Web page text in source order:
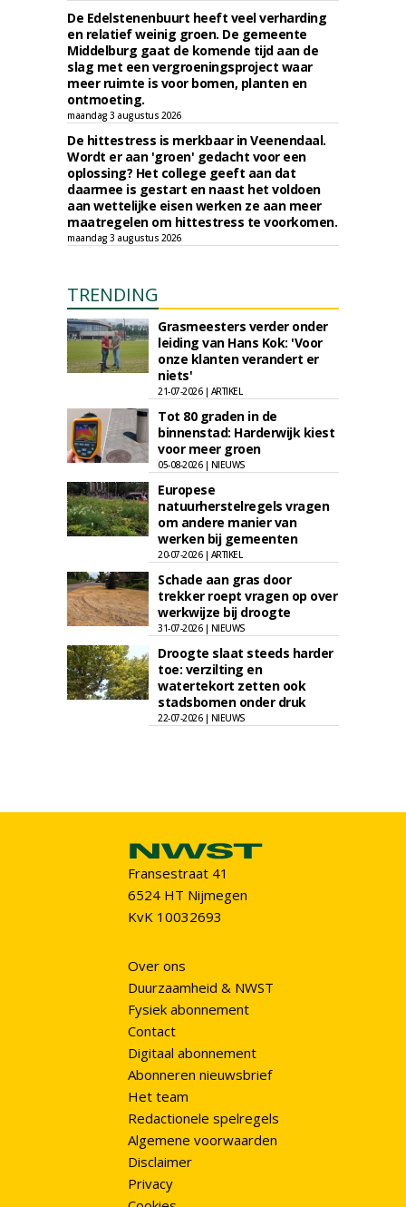
De Edelstenenbuurt heeft veel verharding
en relatief weinig groen. De gemeente
Middelburg gaat de komende tijd aan de
slag met een vergroeningsproject waar
meer ruimte is voor bomen, planten en
ontmoeting.
maandag 3 augustus 2026
De hittestress is merkbaar in Veenendaal.
Wordt er aan 'groen' gedacht voor een
oplossing? Het college geeft aan dat
daarmee is gestart en naast het voldoen
aan wettelijke eisen werken ze aan meer
maatregelen om hittestress te voorkomen.
maandag 3 augustus 2026
TRENDING
Grasmeesters verder onder
leiding van Hans Kok: 'Voor
onze klanten verandert er
niets'
21-07-2026 | ARTIKEL
Tot 80 graden in de
binnenstad: Harderwijk kiest
voor meer groen
05-08-2026 | NIEUWS
Europese
natuurherstelregels vragen
om andere manier van
werken bij gemeenten
20-07-2026 | ARTIKEL
Schade aan gras door
trekker roept vragen op over
werkwijze bij droogte
31-07-2026 | NIEUWS
Droogte slaat steeds harder
toe: verzilting en
watertekort zetten ook
stadsbomen onder druk
22-07-2026 | NIEUWS
Fransestraat 41
6524 HT Nijmegen
KvK 10032693
Over ons
Duurzaamheid & NWST
Fysiek abonnement
Contact
Digitaal abonnement
Abonneren nieuwsbrief
Het team
Redactionele spelregels
Algemene voorwaarden
Disclaimer
Privacy